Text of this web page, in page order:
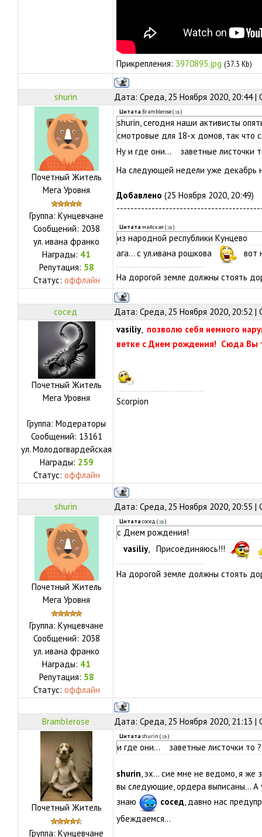
Прикрепления: 3970895.jpg (37.3 Kb)
shurin Дата: Среда, 25 Ноября 2020, 20:44
Почетный Житель
Мега Уровня
Группа: Кунцевчане
Сообщений: 2038
ул. ивана франко
Награды: 41
Репутация: 58
Статус: оффлайн
Цитата Bramblerose( )
shurin, сегодня наши активисты
смотровые для 18-х домов, так что
Ну и где они... заветные листочки
На следующей недели уже
Добавлено (25 Ноября 2020, 20:49)
Цитата майская ( )
из народной республики Кунцево
ага... с ул.ивана рошкова
вот
На дорогой земле должны стоять
сосед Дата: Среда, 25 Ноября 2020, 20:52
Почетный Житель
Мега Уровня
Группа: Модераторы
Сообщений: 13161
ул. Молодогвардейская
Награды: 259
Статус: оффлайн
vasiliy, позволю себя немного
ветке с Днем рождения! Сюда Вы
Scorpion
shurin Дата: Среда, 25 Ноября 2020, 20:55
Почетный Житель
Мега Уровня
Группа: Кунцевчане
Сообщений: 2038
ул. ивана франко
Награды: 41
Репутация: 58
Статус: оффлайн
Цитата сосед ( )
с Днем рождения!
vasiliy, Присоединяюсь!!!
На дорогой земле должны стоять
Bramblerose Дата: Среда, 25 Ноября 2020, 21:13
Почетный Житель
Группа: Кунцевчане
Цитата shurin ( )
и где они... заветные листочки то
shurin, эх... сие мне не ведомо, я же
вы следующие, ордера выписаны... А
знаю
сосед, давно нас
убеждаемся...